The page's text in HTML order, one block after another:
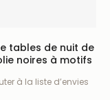
tables de nuit de
noires à motifs
à la liste d’envies